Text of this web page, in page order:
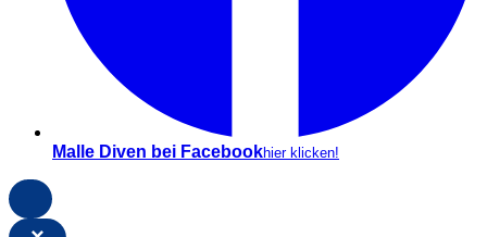
Malle Diven bei Facebookhier klicken!